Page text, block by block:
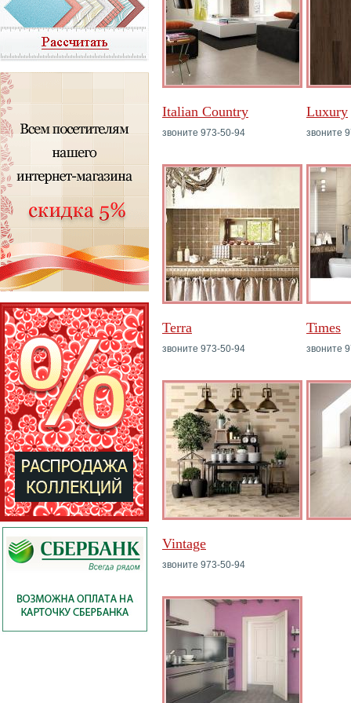
Italian Country
звоните 973-50-94
Luxury
звоните
Terra
звоните 973-50-94
Times
звоните
Vintage
звоните 973-50-94